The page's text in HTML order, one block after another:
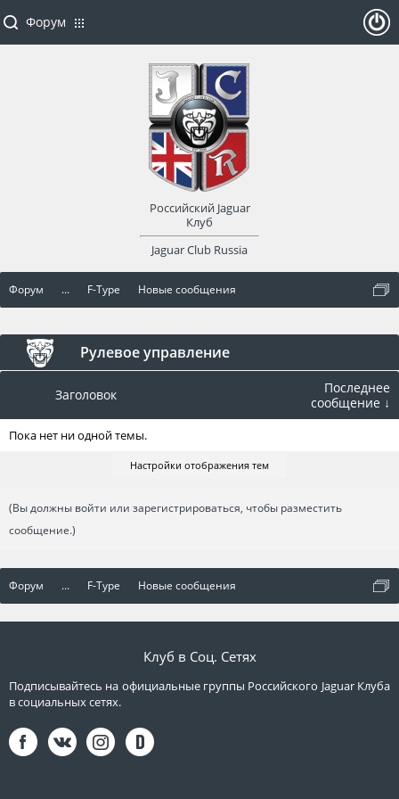
Форум ... F-Type Новые сообщения
Рулевое управление
Заголовок
Последнее
сообщение ↓
Пока нет ни одной темы.
Настройки отображения тем
(Вы должны войти или зарегистрироваться, чтобы разместить
сообщение.)
Форум ... F-Type Новые сообщения
Форум
Российский Jaguar
Клуб
Jaguar Club Russia
оват
Клуб в Соц. Сетях
Подписывайтесь на официальные группы Российского Jaguar Клуба
в социальных сетях.